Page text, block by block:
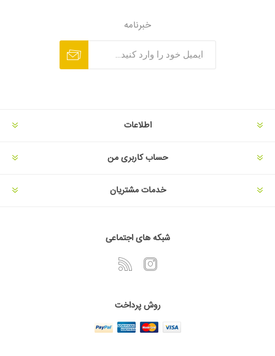
خبرنامه
اطلاعات
حساب کاربری من
خدمات مشتریان
شبکه های اجتماعی
روش پرداخت